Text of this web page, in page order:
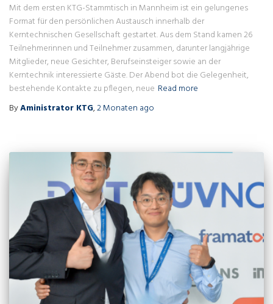
Mit dem ersten KTG-Stammtisch in Mannheim ist ein gelungenes
Format für den persönlichen Austausch innerhalb der
Kerntechnischen Gesellschaft gestartet. Aus dem Stand kamen 26
Teilnehmerinnen und Teilnehmer zusammen, darunter langjährige
Mitglieder, neue Gesichter, Berufseinsteiger sowie an der
Kerntechnik interessierte Gäste. Der Abend bot die Gelegenheit,
bestehende Kontakte zu pflegen, neue Read more
ByAministrator KTG,2 Monaten ago